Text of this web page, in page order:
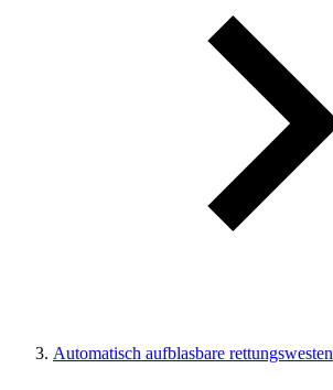
Automatisch aufblasbare rettungswesten